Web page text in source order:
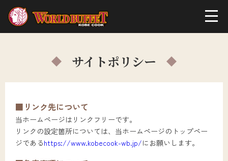
サイトポリシー
■リンク先について
当ホームページはリンクフリーです。
リンクの設定箇所については、当ホームページのトップペー
ジであるhttps://www.kobecook-wb.jp/にお願いします。